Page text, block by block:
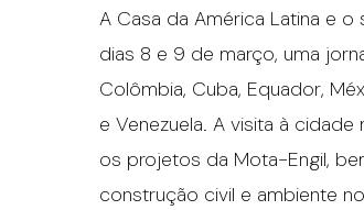
A Casa da América Latina e
dias 8 e 9 de março, uma
Colômbia, Cuba, Equador,
e Venezuela. A visita à
os projetos da Mota-Engil,
construção civil e ambiente